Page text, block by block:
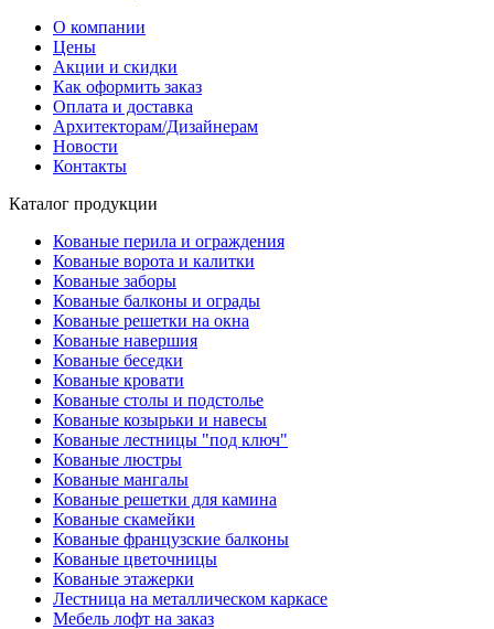
О компании
Цены
Акции и скидки
Как оформить заказ
Оплата и доставка
Архитекторам/Дизайнерам
Новости
Контакты
Каталог продукции
Кованые перила и ограждения
Кованые ворота и калитки
Кованые заборы
Кованые балконы и ограды
Кованые решетки на окна
Кованые навершия
Кованые беседки
Кованые кровати
Кованые столы и подстолье
Кованые козырьки и навесы
Кованые лестницы "под ключ"
Кованые люстры
Кованые мангалы
Кованые решетки для камина
Кованые скамейки
Кованые французские балконы
Кованые цветочницы
Кованые этажерки
Лестница на металлическом каркасе
Мебель лофт на заказ